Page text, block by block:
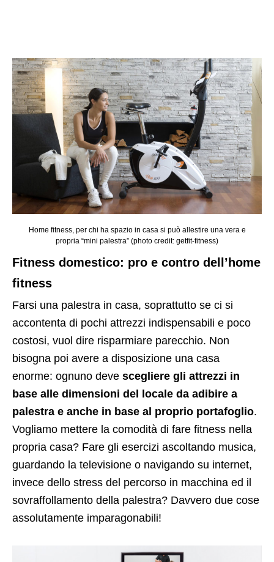
Home fitness, per chi ha spazio in casa si può allestire una vera e
propria “mini palestra” (photo credit: getfit-fitness)
Fitness domestico: pro e contro dell’home
fitness
Farsi una palestra in casa, soprattutto se ci si
accontenta di pochi attrezzi indispensabili e poco
costosi, vuol dire risparmiare parecchio. Non
bisogna poi avere a disposizione una casa
enorme: ognuno deve scegliere gli attrezzi in
base alle dimensioni del locale da adibire a
palestra e anche in base al proprio portafoglio.
Vogliamo mettere la comodità di fare fitness nella
propria casa? Fare gli esercizi ascoltando musica,
guardando la televisione o navigando su internet,
invece dello stress del percorso in macchina ed il
sovraffollamento della palestra? Davvero due cose
assolutamente imparagonabili!